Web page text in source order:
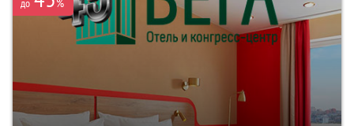
до